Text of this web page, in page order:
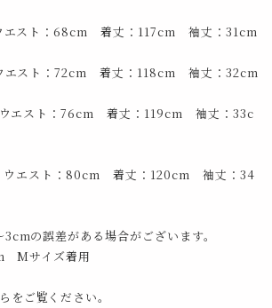
スト：68cm 着丈：117cm 袖丈：31cm
スト：72cm 着丈：118cm 袖丈：32cm
エスト：76cm 着丈：119cm 袖丈：33c
エスト：80cm 着丈：120cm 袖丈：34
の誤差がある場合がございます。
Mサイズ着用
ご覧ください。